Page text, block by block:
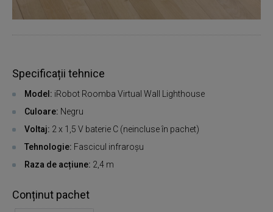
Specificații tehnice
Model: iRobot Roomba Virtual Wall Lighthouse
Culoare: Negru
Voltaj: 2 x 1,5 V baterie C (neincluse în pachet)
Tehnologie: Fascicul infraroșu
Raza de acțiune: 2,4 m
Conținut pachet